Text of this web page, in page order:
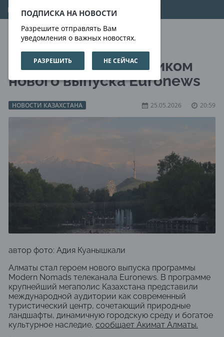
ПОДПИСКА НА НОВОСТИ
Разрешите отправлять Вам
уведомления о важных новостях.
РАЗРЕШИТЬ НЕ СЕЙЧАС
10.08.2026 13:23:29
Алматы стал участником
нового выпуска Euronews
НОВОСТИ КАЗАХСТАНА 25.05.2026 20:59
автор фото: Адия Куанышкали
Алматы стал героем нового выпуска программы
Modern Nomads телеканала Euronews. В программе
крупнейший мегаполис Казахстана представили
международной аудитории как современный
туристический центр, сочетающий природные
ландшафты, динамичную городскую среду и богатое
культурное наследие, сообщает Акимат Алматы.